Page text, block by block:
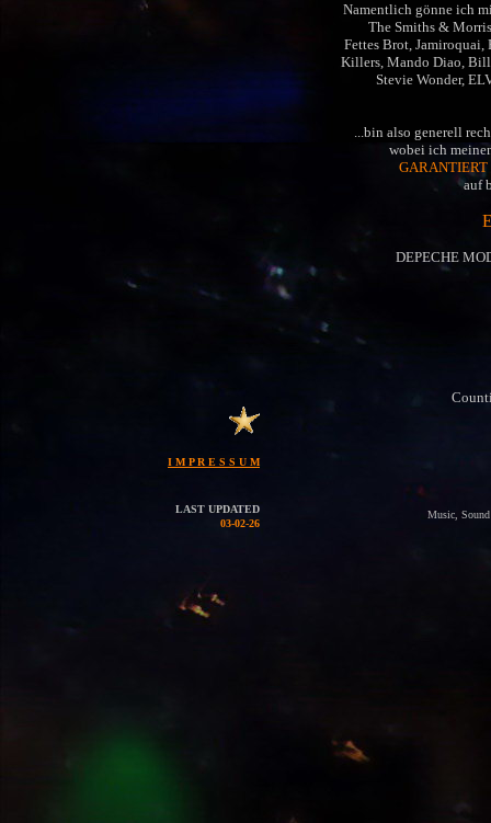
Namentlich gönne ich
The Smiths &
Fettes Brot, Jamiroquai,
Killers, Mando Diao,
Stevie Wonder,
...bin also generell
wobei ich
GARANTIERT
auf
DEPECHE
I M P R E S S U M
LAST UPDATED
03-02-26
Music,